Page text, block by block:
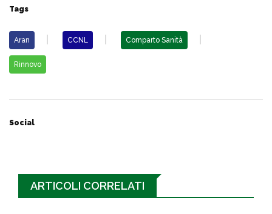
Tags
Aran CCNL Comparto Sanità
Rinnovo
Social
ARTICOLI CORRELATI